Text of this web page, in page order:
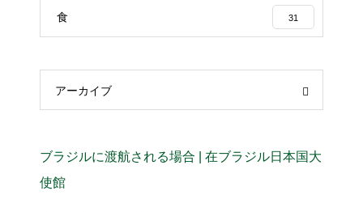
食 31
アーカイブ
ブラジルに渡航される場合 | 在ブラジル日本国大
使館